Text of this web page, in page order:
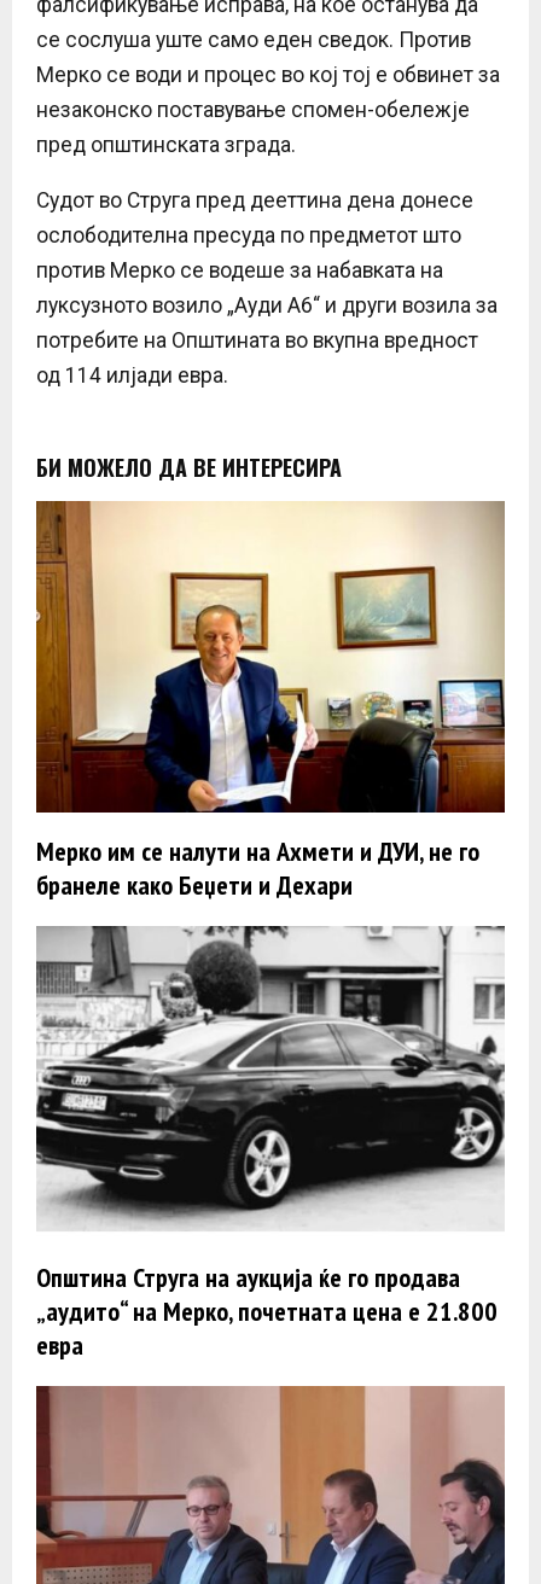
се сослуша уште само еден сведок. Против
Мерко се води и процес во кој тој е обвинет за
незаконско поставување спомен-обележје
пред општинската зграда.
Судот во Струга пред дееттина дена донесе
ослободителна пресуда по предметот што
против Мерко се водеше за набавката на
луксузното возило „Ауди А6“ и други возила за
потребите на Општината во вкупна вредност
од 114 илјади евра.
БИ МОЖЕЛО ДА ВЕ ИНТЕРЕСИРА
Мерко им се налути на Ахмети и ДУИ, не го
бранеле како Беџети и Дехари
Општина Струга на аукција ќе го продава
„аудито“ на Мерко, почетната цена e 21.800
евра